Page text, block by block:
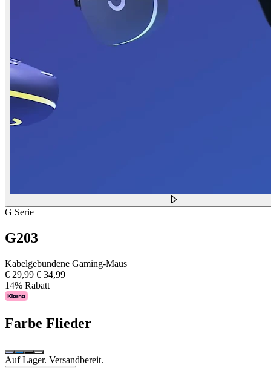
G Serie
G203
Kabelgebundene Gaming-Maus
€ 29,99 € 34,99
14% Rabatt
Farbe Flieder
Auf Lager. Versandbereit.